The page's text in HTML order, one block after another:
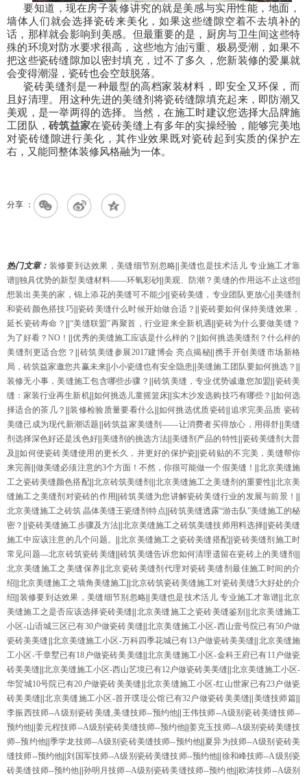
要知道，现在房子装修讲究的就是美感与实用性能，地面，
墙体人们就会选择瓷砖来美化，如果这些缝隙空着不去填补的
话，那样就会影响到美感。但最重要的是，厨房与卫生间这些特
殊的环境对防水要求很高，这些地方油污重、极易受潮，如果不
把这些瓷砖缝隙加以密封填充，过不了多久，您新装修的爱巢就
会变得潮湿，瓷砖也会空鼓脱落。
瓷砖美缝剂是一种最型的高档家装材料，即安全又环保，而
且好清理。用这种先进的美缝剂将瓷砖缝隙填充起来，即防潮又
美观，是一举两得的选择。当然，在施工时建议您选择大品牌施
工团队，砖筑益家在瓷砖美缝上有多年的实操经验，能够完美地
对瓷砖缝隙进行美化，其作业效果既对瓷砖起到实质的保护左
右，又能同整体装修风格融为一体。
分享 ：
热门文章： 装修要到达效果，美缝细节别忽略 美缝也是技术活儿 专业施工才靠
谱 ||独具优势的新型美缝材料——环氧彩砂 ||美观、防潮？美缝的作用远不止这些
想装出美美的家，锦上添花的美缝可不能少 瓷砖美缝，专业团队更放心 美缝剂
和瓷砖颜色搭技巧|| 瓷砖美缝什么时候开始做合适？
瓷砖要如何保持美缝效果，
延长瓷砖寿命？
“美缝联盟”再聚首，行业迎来全新机遇 ||瓷砖为什么要做美缝？
为了好看？NO！
||优秀的美缝施工应该是什么样的？ ||如何挑选美缝剂？什么样的
美缝剂更适合您？
砖筑美缝参展2017建博会 亮点揭秘 携手开创美缝市场新格
局，砖筑益家邀您共赢未来|| 小小瓷缝也有安全隐患 ||美缝施工团队要如何挑选？
装修无小事，美缝施工包含哪些步骤？
砖筑美缝，专业优势诚邀您加盟 瓷砖美
缝：家装行业再生新机|| 如何挑选儿童摇篮床 ||实木沙发选购技巧有哪些？
如何选
择适合的茶几？
||装修检验质量要看什么 如何挑选优质瓷砖 追求完美品质 瓷砖
美缝已成为现代新潮话题 砖筑益家美缝剂——让消费者买得放心，用得舒 美缝
剂选择深色好还是浅色好|| 美缝剂的挑选方法 ||美缝剂产品的特性 瓷砖美缝剂大普
及 ||如何使瓷砖美缝使用的更长久，并更好的保护瓷 ||瓷砖贴的不完美，美缝帮你
来完善 ||做美缝必须注意的3个方面！不然，你很可能做一个假美缝！
北京美缝施
工之瓷砖美缝颜色搭配|| 北京砖筑美缝剂 ||北京美缝施工之美缝剂的重要性 北京美
缝施工之美缝剂对瓷砖的作用 砖筑美缝为您讲解瓷砖美缝行业的发展与前景！
北京美缝施工之砖筑 晶体美缝王瓷缝剂特点 砖筑美缝透露“游击队”美缝施工的秘
密？
||瓷砖美缝施工步骤及方法|| 北京美缝施工之砖筑美缝技师用料选择|| 瓷砖美缝
施工中应该注意的几个问题。
北京美缝施工之瓷砖美缝搭配 ||瓷砖美缝剂施工时
常见问题—北京砖筑瓷砖美缝 砖筑美缝告诉您如何清理遗留在瓷砖上的美缝剂
北京美缝施工之美缝保养 北京瓷砖美缝剂代理对瓷砖美缝剂最佳施工时间的介
绍 ||北京美缝施工之墙角美缝施工|| 北京砖筑瓷砖美缝施工对瓷砖美缝5大好处的介
绍 装修要到达效果，美缝细节别忽略 美缝也是技术活儿 专业施工才靠谱 北京
美缝施工之是否应该选择瓷砖美缝 北京美缝施工之瓷砖美缝鉴别
北京美缝施工
小区-山语城三区已有30户做瓷砖美缝 北京美缝施工小区-西山壹号院已有50户做
瓷砖美美缝 北京美缝施工小区-万科四季花城已有13户做瓷砖美美缝 北京美缝施
工小区-千章墅已有18户做瓷砖美美缝 北京美缝施工小区-金科王府已有11户做瓷
砖美美缝 北京美缝施工小区-西山艺境已有12户做瓷砖美美缝 北京美缝施工小区-
华贸城10号院已有20户做瓷砖美美缝 北京美缝施工小区-红山世家已有23户做瓷
砖美美缝 ||北京美缝施工小区-首开璞瑅公馆已有32户做瓷砖美美缝 美缝技师篇
李振西技师--A级别瓷砖美缝,美缝技师--预约他 王伟技师--A级别瓷砖美缝技师--
预约他 ||姜元程技师--A级别瓷砖美缝技师--预约他 ||姜克玉技师--A级别瓷砖美缝技
师--预约他|| 季学龙技师--A级别瓷砖美缝技师--预约他 夏异为技师--A级别瓷砖美
缝技师--预约他 ||刘国军技师--A级别瓷砖美缝技师--预约他 徐和峰技师--A级别瓷
砖美缝技师--预约他 孙明月技师--A级别瓷砖美缝技师--预约他|| 欧涛技师--A级别